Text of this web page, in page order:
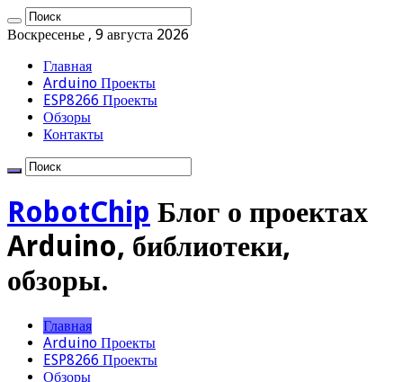
Воскресенье , 9 августа 2026
Главная
Arduino Проекты
ESP8266 Проекты
Обзоры
Контакты
RobotChip Блог о проектах
Arduino, библиотеки,
обзоры.
Главная
Arduino Проекты
ESP8266 Проекты
Обзоры